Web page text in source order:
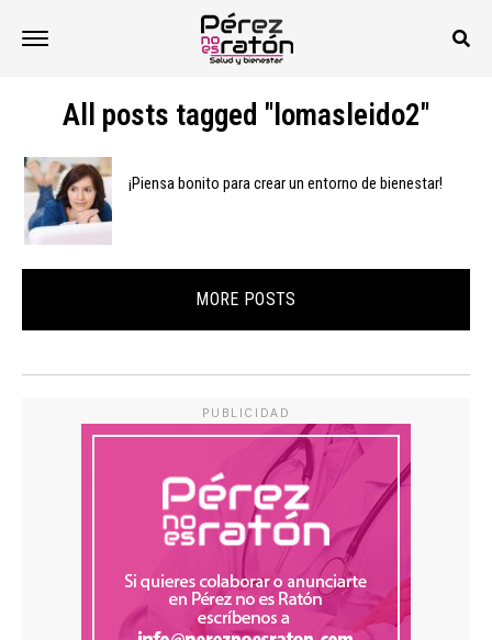
All posts tagged "lomasleido2"
¡Piensa bonito para crear un entorno de bienestar!
MORE POSTS
PUBLICIDAD